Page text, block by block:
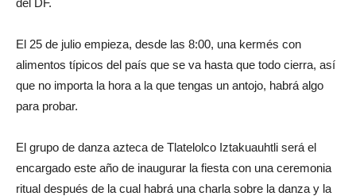
El 25 de julio empieza, desde las 8:00, una kermés con
alimentos típicos del país que se va hasta que todo cierra, así
que no importa la hora a la que tengas un antojo, habrá algo
para probar.
El grupo de danza azteca de Tlatelolco Iztakuauhtli será el
encargado este año de inaugurar la fiesta con una ceremonia
ritual después de la cual habrá una charla sobre la danza y la